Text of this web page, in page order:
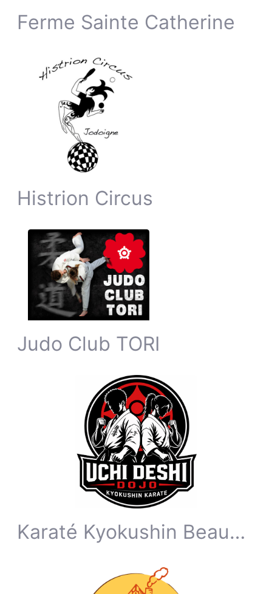
Ferme Sainte Catherine
Histrion Circus
Judo Club TORI
Karaté Kyokushin Beauvechain